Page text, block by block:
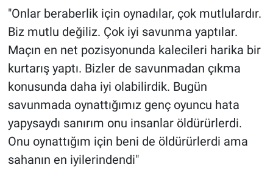
"Onlar beraberlik için oynadılar, çok mutlulardır.
Biz mutlu değiliz. Çok iyi savunma yaptılar.
Maçın en net pozisyonunda kalecileri harika bir
kurtarış yaptı. Bizler de savunmadan çıkma
konusunda daha iyi olabilirdik. Bugün
savunmada oynattığımız genç oyuncu hata
yapysaydı sanırım onu insanlar öldürürlerdi.
Onu oynattığım için beni de öldürürlerdi ama
sahanın en iyilerindendi"